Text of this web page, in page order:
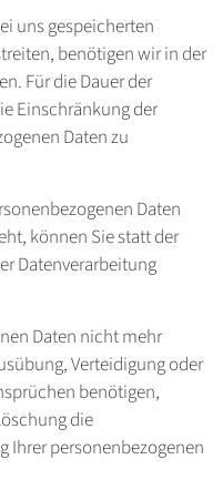
uns gespeicherten
benötigen wir in der
Für die Dauer der
Einschränkung der
Daten zu
Daten
können Sie statt der
Datenverarbeitung
Daten nicht mehr
Verteidigung oder
benötigen,
die
Ihrer personenbezogenen